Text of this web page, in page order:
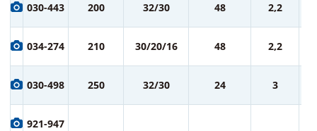
030-443 200 32/30 48 2,2
034-274 210 30/20/16 48 2,2
030-498 250 32/30 24 3
921-947